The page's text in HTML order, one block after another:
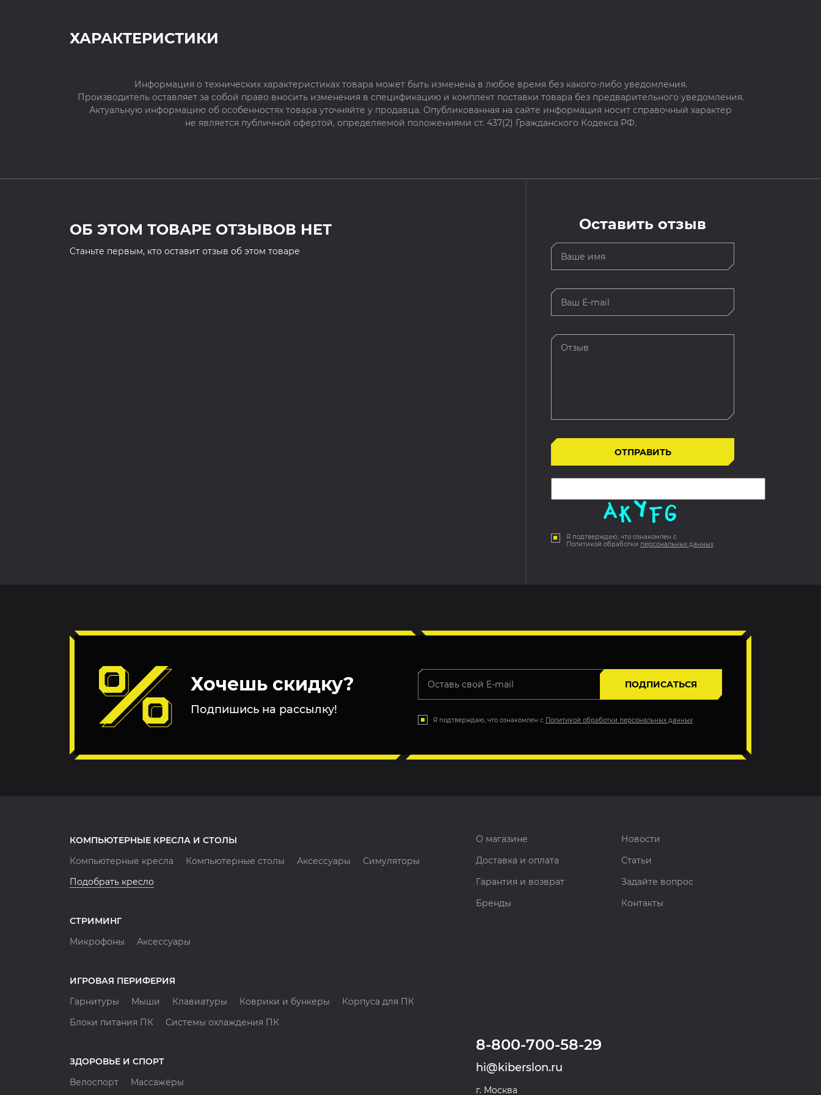
ХАРАКТЕРИСТИКИ
Информация о технических характеристиках товара может быть изменена в любое время без какого-либо уведомления.
Производитель оставляет за собой право вносить изменения в спецификацию и комплект поставки товара без предварительного уведомления.
Актуальную информацию об особенностях товара уточняйте у продавца. Опубликованная на сайте информация носит справочный характер
не является публичной офертой, определяемой положениями ст. 437(2) Гражданского Кодекса РФ.
ОБ ЭТОМ ТОВАРЕ ОТЗЫВОВ НЕТ
Cтаньте первым, кто оставит отзыв об этом товаре
Оставить отзыв
Я подтверждаю, что ознакомлен с
Политикой обработки персональных данных
Хочешь скидку?
Подпишись на рассылку!
ПОДПИСАТЬСЯ
Я подтверждаю, что ознакомлен с Политикой обработки персональных данных
КОМПЬЮТЕРНЫЕ КРЕСЛА И СТОЛЫ
Компьютерные кресла
Компьютерные столы Аксессуары
Симуляторы
Подобрать кресло
СТРИМИНГ
Микрофоны
Аксессуары
ИГРОВАЯ ПЕРИФЕРИЯ
Гарнитуры
Мыши Клавиатуры Коврики и бункеры
Корпуса для ПК
Блоки питания ПК
Системы охлаждения ПК
ЗДОРОВЬЕ И СПОРТ
Велоспорт
Массажёры
О магазине
Новости
Доставка и оплата
Статьи
Гарантия и возврат
Задайте вопрос
Бренды
Контакты
8-800-700-58-29
hi@kiberslon.ru
г. Москва